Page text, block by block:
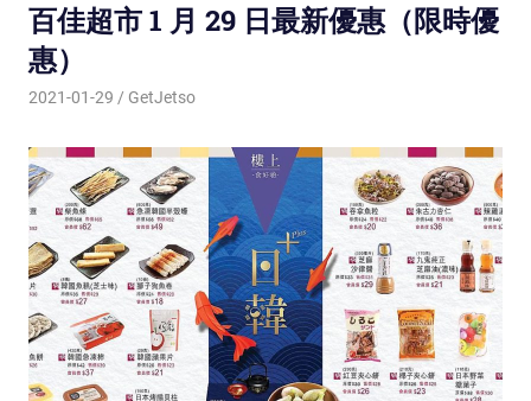
百佳超市 1 月 29 日最新優惠（限時優
惠）
2021-01-29 GetJetso